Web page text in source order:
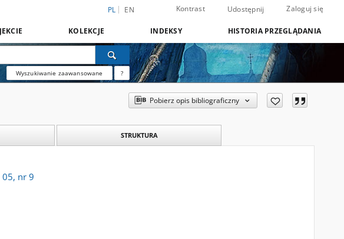
PL EN Kontrast Udostępnij Zaloguj się
KOLEKCJE INDEKSY HISTORIA PRZEGLĄDANIA
Wyszukiwanie zaawansowane ?
Pobierz opis bibliograficzny
STRUKTURA
nr 9